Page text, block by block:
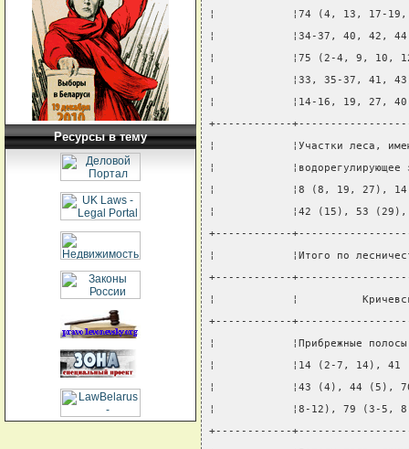
Ресурсы в тему
¦            ¦74 (4, 13, 17-
¦            ¦34-37, 40, 42,
¦            ¦75 (2-4, 9, 10,
¦            ¦33, 35-37, 41,
¦            ¦14-16, 19,
+------------
¦            ¦Участки леса,
¦
¦            ¦8 (8, 19, 27), 14
¦            ¦42 (15), 53
+------------
¦            ¦Итого по
+------------
¦            ¦
+------------
¦            ¦Прибрежные
¦            ¦14 (2-7, 14), 41
¦            ¦43 (4), 44 (5),
¦            ¦8-12), 79 (3-5,
+------------